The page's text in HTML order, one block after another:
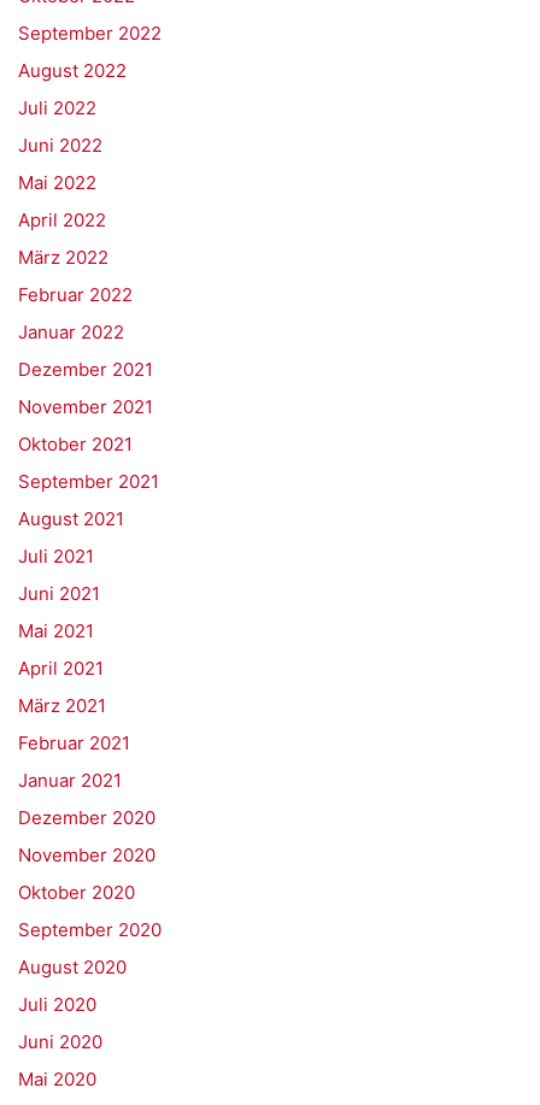
September 2022
August 2022
Juli 2022
Juni 2022
Mai 2022
April 2022
März 2022
Februar 2022
Januar 2022
Dezember 2021
November 2021
Oktober 2021
September 2021
August 2021
Juli 2021
Juni 2021
Mai 2021
April 2021
März 2021
Februar 2021
Januar 2021
Dezember 2020
November 2020
Oktober 2020
September 2020
August 2020
Juli 2020
Juni 2020
Mai 2020